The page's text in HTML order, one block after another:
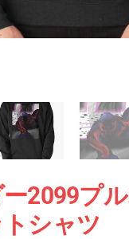
2099プ
シャツ